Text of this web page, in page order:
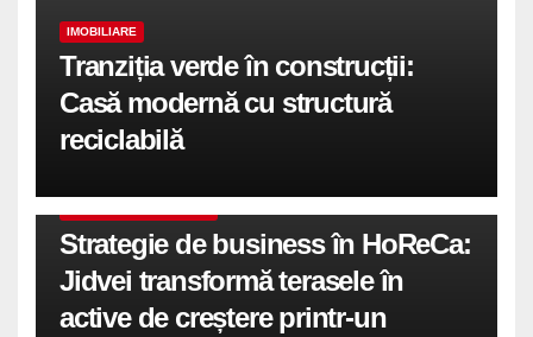
IMOBILIARE
Tranziția verde în construcții:
Casă modernă cu structură
reciclabilă
Strategie de business în HoReCa:
Jidvei transformă terasele în
active de creștere printr-un